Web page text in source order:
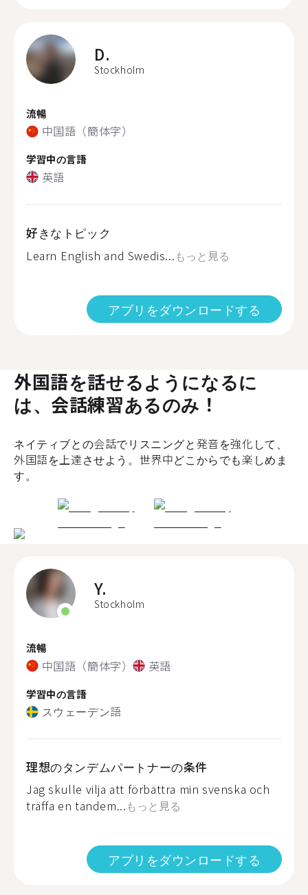
D.
Stockholm
流暢
中国語（簡体字）
学習中の言語
英語
好きなトピック
Learn English and Swedis...もっと見る
アプリをダウンロードする
外国語を話せるようになるに
は、会話練習あるのみ！
ネイティブとの会話でリスニングと発音を強化して、
外国語を上達させよう。世界中どこからでも楽しめま
す。
Y.
Stockholm
流暢
中国語（簡体字） 英語
学習中の言語
スウェーデン語
理想のタンデムパートナーの条件
Jag skulle vilja att förbättra min svenska och
träffa en tandem...もっと見る
アプリをダウンロードする